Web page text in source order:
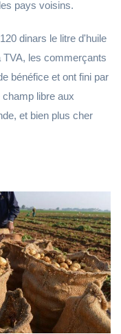
pays voisins.
dinars le litre d'huile
TVA, les commerçants
bénéfice et ont fini par
libre aux
et bien plus cher